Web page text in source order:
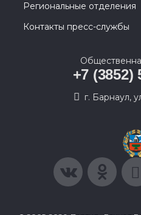
Региональные отделения
Контакты пресс-службы
+7 (3852)
г. Барнаул,